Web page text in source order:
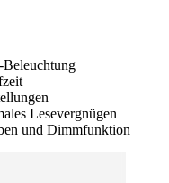
Lesevergnügen
und Dimmfunktion